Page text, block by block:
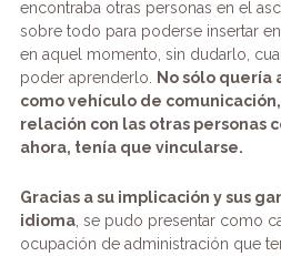
encontraba otras personas en el
sobre todo para poderse insertar
en aquel momento, sin dudarlo,
poder aprenderlo.
No sólo
como vehículo de
relación con las otras personas
ahora, tenía que vincularse.
Gracias a su implicación y sus
idioma, se pudo presentar como
ocupación de administración que